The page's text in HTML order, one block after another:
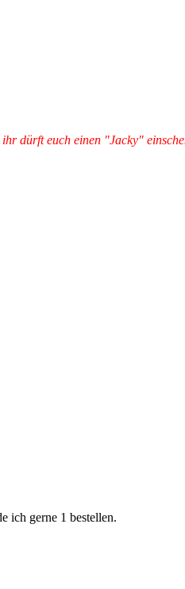
dürft euch einen "Jacky"
ich gerne 1 bestellen.